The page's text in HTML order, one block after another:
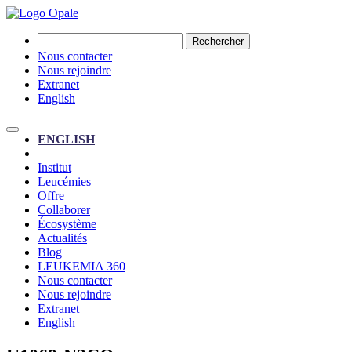
Rechercher
Nous contacter
Nous rejoindre
Extranet
English
ENGLISH
Institut
Leucémies
Offre
Collaborer
Écosystème
Actualités
Blog
LEUKEMIA 360
Nous contacter
Nous rejoindre
Extranet
English